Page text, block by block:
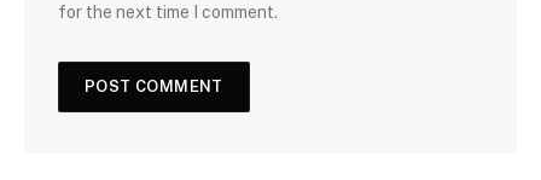
for the next time I comment.